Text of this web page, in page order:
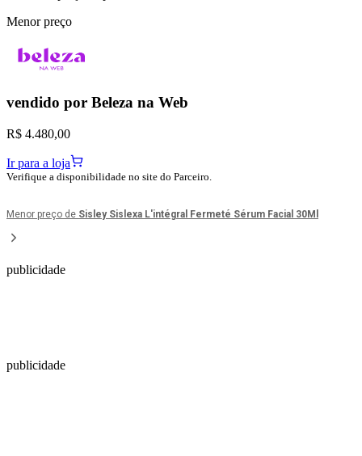
Menor preço
vendido por Beleza na Web
R$ 4.480,00
Ir para a loja
Verifique a disponibilidade no site do Parceiro.
Menor preço de Sisley Sislexa L'intégral Fermeté Sérum Facial 30Ml
publicidade
publicidade